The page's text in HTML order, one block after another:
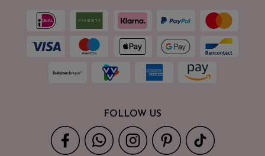
FOLLOW US